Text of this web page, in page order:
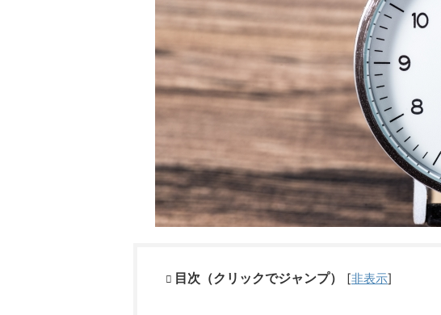
目次（クリックでジャンプ） [非表示]